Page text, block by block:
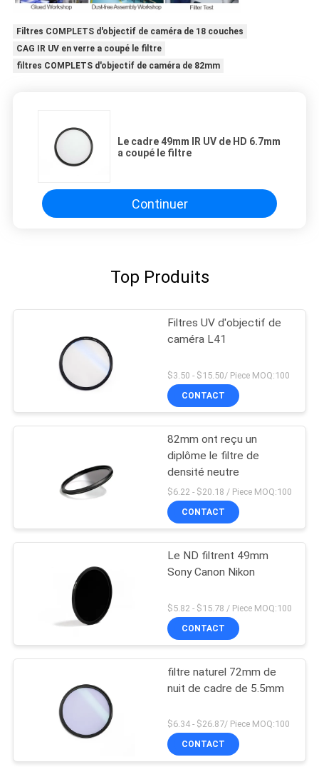
Filtres COMPLETS d'objectif de caméra de 18 couches
CAG IR UV en verre a coupé le filtre
filtres COMPLETS d'objectif de caméra de 82mm
Le cadre 49mm IR UV de HD 6.7mm
a coupé le filtre
Continuer
Top Produits
Filtres UV d'objectif de
caméra L41
$3.50 - $15.50/ Piece MOQ:100
CONTACT
82mm ont reçu un
diplôme le filtre de
densité neutre
$6.22 - $20.18 / Piece MOQ:100
CONTACT
Le ND filtrent 49mm
Sony Canon Nikon
$5.82 - $15.78 / Piece MOQ:100
CONTACT
filtre naturel 72mm de
nuit de cadre de 5.5mm
$6.34 - $26.87/ Piece MOQ:100
CONTACT